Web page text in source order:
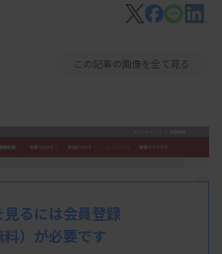
この記事の画像を全て見る
見るには会員登録
料）が必要です